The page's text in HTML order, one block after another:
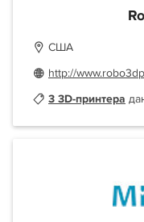
США
http://
3 3D-принтера